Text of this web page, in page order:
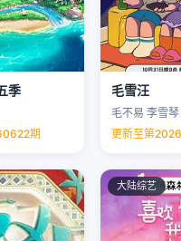
季
期
毛雪汪
毛不易 李雪琴
更新至第
大陆综艺